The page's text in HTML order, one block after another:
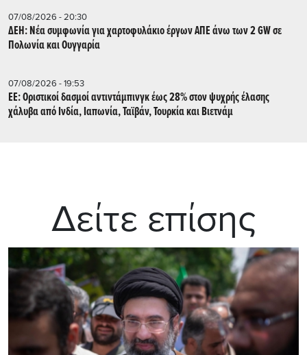
07/08/2026 - 20:30
ΔΕΗ: Νέα συμφωνία για χαρτοφυλάκιο έργων ΑΠΕ άνω των 2 GW σε
Πολωνία και Ουγγαρία
07/08/2026 - 19:53
ΕΕ: Οριστικοί δασμοί αντιντάμπινγκ έως 28% στον ψυχρής έλασης
χάλυβα από Ινδία, Ιαπωνία, Ταϊβάν, Τουρκία και Βιετνάμ
Δείτε επίσης